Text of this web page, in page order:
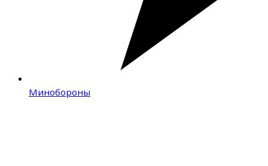
Минобороны